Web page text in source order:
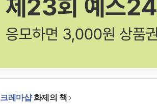
크레마샵화제의 책